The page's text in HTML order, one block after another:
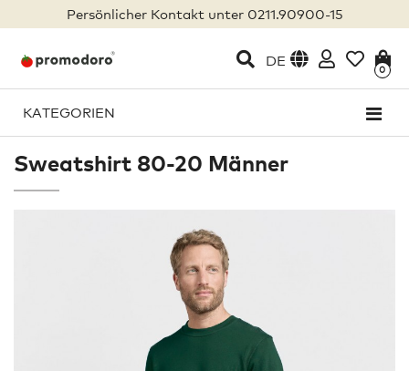
Persönlicher Kontakt unter 0211.90900-15
DE
0
KATEGORIEN
Sweatshirt 80-20 Männer